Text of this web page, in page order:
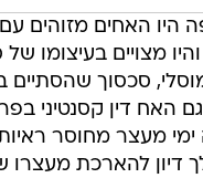
היו האחים מזוהים
מצויים בעיצומו
סכסוך
האח דין קסנטיני
מעצר מחוסר
דיון להארכת מעצרו